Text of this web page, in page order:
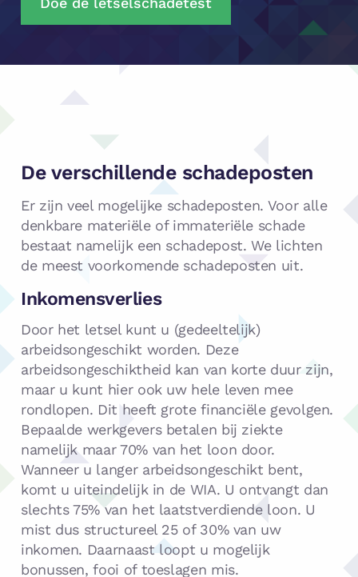
De verschillende schadeposten
Er zijn veel mogelijke schadeposten. Voor alle
denkbare materiële of immateriële schade
bestaat namelijk een schadepost. We lichten
de meest voorkomende schadeposten uit.
Inkomensverlies
Door het letsel kunt u (gedeeltelijk)
arbeidsongeschikt worden. Deze
arbeidsongeschiktheid kan van korte duur zijn,
maar u kunt hier ook uw hele leven mee
rondlopen. Dit heeft grote financiële gevolgen.
Bepaalde werkgevers betalen bij ziekte
namelijk maar 70% van het loon door.
Wanneer u langer arbeidsongeschikt bent,
komt u uiteindelijk in de WIA. U ontvangt dan
slechts 75% van het laatstverdiende loon. U
mist dus structureel 25 of 30% van uw
inkomen. Daarnaast loopt u mogelijk
bonussen, fooi of toeslagen mis.